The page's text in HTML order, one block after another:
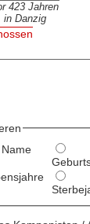
423 Jahren
in Danzig
Name